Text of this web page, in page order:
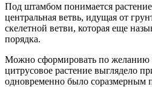
Под штамбом понимается
центральная ветвь, идущая от
скелетной ветви, которая еще
порядка.
Можно сформировать по желанию
цитрусовое растение выглядело
одновременно было соразмерным